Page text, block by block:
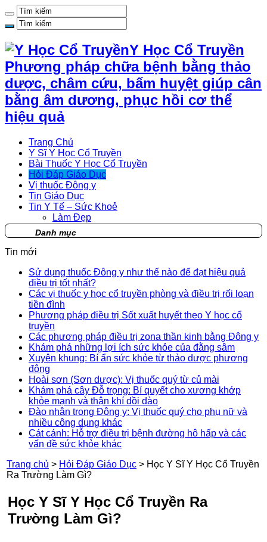
Y Học Cổ Truyền
Phương pháp chữa bệnh bằng thảo
dược, châm cứu, bấm huyệt giúp cân
bằng âm dương, phục hồi cơ thể
hiệu quả
Trang Chủ
Y Sĩ Y Học Cổ Truyền
Bài Thuốc Y Học Cổ Truyền
Hỏi Đáp Giáo Dục
Vị thuốc Đông y
Tin Giáo Dục
Tin Y Tế – Sức Khoẻ
Làm Đẹp
Danh mục
Tin mới
Sử dụng thuốc Đông y như thế nào để đạt hiệu quả
điều trị tốt nhất?
Các vị thuốc y học cổ truyền phòng và điều trị rối loạn
tiền đình
Phương pháp điều trị Sốt xuất huyết theo Y học cổ
truyền
Các phương pháp điều trị zona thần kinh bằng Đông y
Khám phá những lợi ích sức khỏe của đằng sâm
Xuyên khung: Bí ẩn sức khỏe từ thảo dược phương
đông
Hoài sơn (Sơn dược): Vị thuốc quý từ củ mài
Khám phá cây Đỗ trọng: Bí quyết cho xương khớp
khỏe mạnh và thận khí dồi dào
Đào nhân trong Đông y: Vị thuốc quý cho phụ nữ và
nhiều công dụng khác
Cát cánh: Hỗ trợ điều trị bệnh đường hô hấp và các
vấn đề sức khỏe khác
Trang chủ > Hỏi Đáp Giáo Dục > Học Y Sĩ Y Học Cổ Truyền
Ra Trường Làm Gì?
Học Y Sĩ Y Học Cổ Truyền Ra
Trường Làm Gì?